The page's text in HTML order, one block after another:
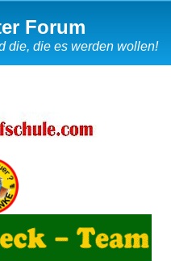
Forum
die, die es werden wollen!